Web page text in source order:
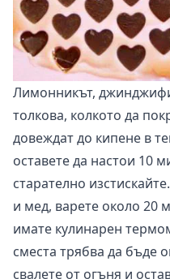
Лимонникът,
толкова, колкото да
довеждат до кипене в
оставете да настои 10
старателно
и мед, варете около 20
имате кулинарен
сместа трябва да бъде
свалете от огъня и